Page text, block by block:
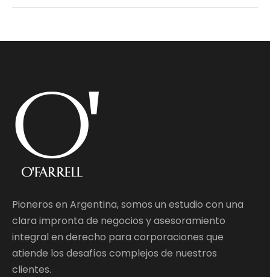
Pioneros en Argentina, somos un estudio con una
clara impronta de negocios y asesoramiento
integral en derecho para corporaciones que
atiende los desafíos complejos de nuestros
clientes.